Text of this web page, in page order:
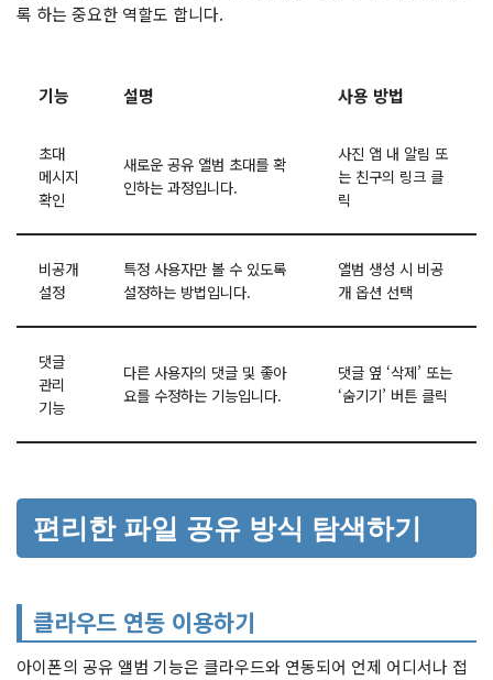
록 하는 중요한 역할도 합니다.
기능 설명 사용 방법
초대
메시지
확인
새로운 공유 앨범 초대를 확
인하는 과정입니다.
사진 앱 내 알림 또
는 친구의 링크 클
릭
비공개
설정
특정 사용자만 볼 수 있도록
설정하는 방법입니다.
앨범 생성 시 비공
개 옵션 선택
댓글
관리
기능
다른 사용자의 댓글 및 좋아
요를 수정하는 기능입니다.
댓글 옆 ‘삭제’ 또는
‘숨기기’ 버튼 클릭
편리한 파일 공유 방식 탐색하기
클라우드 연동 이용하기
아이폰의 공유 앨범 기능은 클라우드와 연동되어 언제 어디서나 접